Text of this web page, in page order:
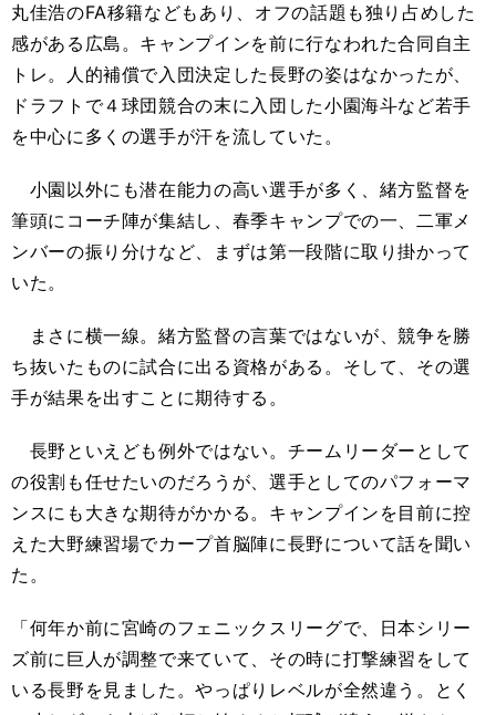
丸佳浩のFA移籍などもあり、オフの話題も独り占めした
感がある広島。キャンプインを前に行なわれた合同自主
トレ。人的補償で入団決定した長野の姿はなかったが、
ドラフトで４球団競合の末に入団した小園海斗など若手
を中心に多くの選手が汗を流していた。
小園以外にも潜在能力の高い選手が多く、緒方監督を
筆頭にコーチ陣が集結し、春季キャンプでの一、二軍メ
ンバーの振り分けなど、まずは第一段階に取り掛かって
いた。
まさに横一線。緒方監督の言葉ではないが、競争を勝
ち抜いたものに試合に出る資格がある。そして 、 その選
手が結果を出すことに期待する。
長野といえども例外ではない。チームリーダーとして
の役割も任せたいのだろうが、選手としてのパフォーマ
ンスにも大きな期待がかかる。キャンプインを目前に控
えた大野練習場でカープ首脳陣に長野について話を聞い
た。
「何年か前に宮崎のフェニックスリーグで、日本シリー
ズ前に巨人が調整で来ていて、その時に打撃練習をして
いる長野を見ました。やっぱりレベルが全然違う。とく